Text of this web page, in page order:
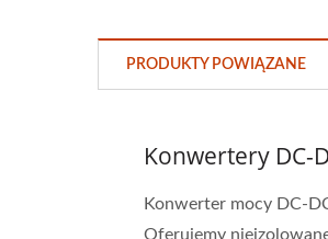
PRODUKTY POWIĄZANE
Konwertery DC-
Konwerter mocy DC-
Oferujemy